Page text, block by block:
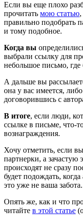
Если вы еще плохо
прочитать мою статью
правильно подобрать
и тому подобное.
Когда вы
выбрали ссылку для
небольшое письмо, где
А дальше вы
она у вас имеется,
договорившись с
В итоге, если люди,
ссылке в письме, что-
вознаграждения.
Хочу отметить, если
партнерки, а зачастую
происходят не сразу
будет подождать,
это уже не ваша забота.
Опять же, как и что
читайте в этой статье